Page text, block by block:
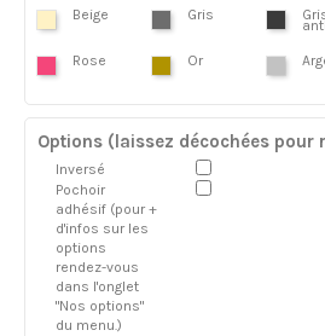
Beige Gris
Rose Or
Options (laissez décochées pour
Inversé
Pochoir
adhésif (pour +
d'infos sur les
options
rendez-vous
dans l'onglet
"Nos options"
du menu.)